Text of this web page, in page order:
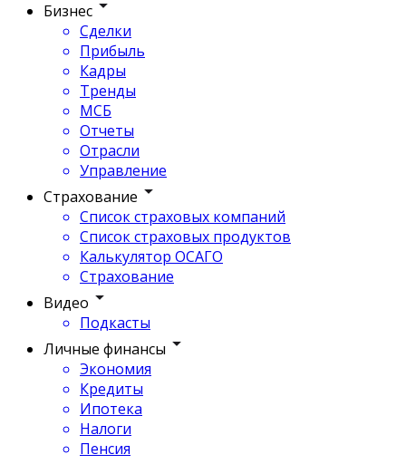
Бизнес
Сделки
Прибыль
Кадры
Тренды
МСБ
Отчеты
Отрасли
Управление
Страхование
Список страховых компаний
Список страховых продуктов
Калькулятор ОСАГО
Страхование
Видео
Подкасты
Личные финансы
Экономия
Кредиты
Ипотека
Налоги
Пенсия